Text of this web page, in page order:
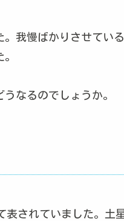
我慢ばかりさせてい
なるのでしょうか。
表されていました。土